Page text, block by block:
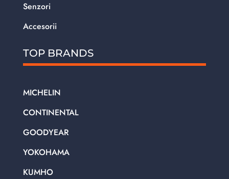
Senzori
Accesorii
TOP BRANDS
MICHELIN
CONTINENTAL
GOODYEAR
YOKOHAMA
KUMHO